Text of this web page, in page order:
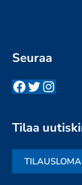
Seuraa
Facebook
Twitter
Tilaa